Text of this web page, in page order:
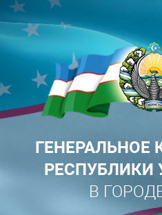
ГЕНЕРАЛЬНОЕ
РЕСПУБЛИКИ
В